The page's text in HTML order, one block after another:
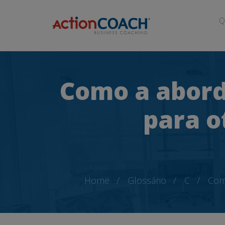
Como a
para
Home Glossário C